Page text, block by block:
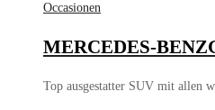
Occasionen
Top ausgestatter SUV mit allen